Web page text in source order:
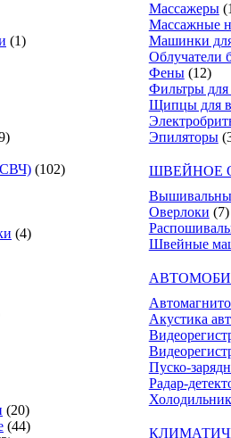
(1)
(102)
(4)
(20)
(44)
Массажеры
Массажные
Машинки
Облучатели
Фены (12)
Фильтры
Щипцы для
Эпиляторы
ШВЕЙНОЕ
Оверлоки (7)
Швейные
Акустика
Пуско-
Радар-